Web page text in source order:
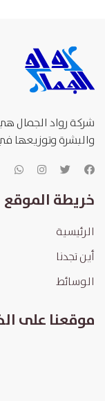
شركة رواد الجمال
والبشرة وتوزيعها
خريطة الموقع
الرئيسية
أين تجدنا
الوسائط
موقعنا على